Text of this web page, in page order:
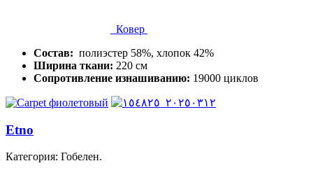
Ковер
Состав: полиэстер 58%, хлопок 42%
Ширина ткани: 220 см
Сопротивление изнашиванию: 19000 циклов
Etno
Категория: Гобелен.